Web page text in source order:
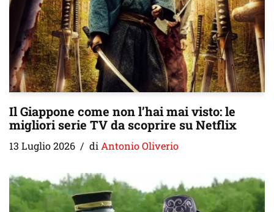
Il Giappone come non l’hai mai visto: le
migliori serie TV da scoprire su Netflix
13 Luglio 2026 di Antonio Oliverio